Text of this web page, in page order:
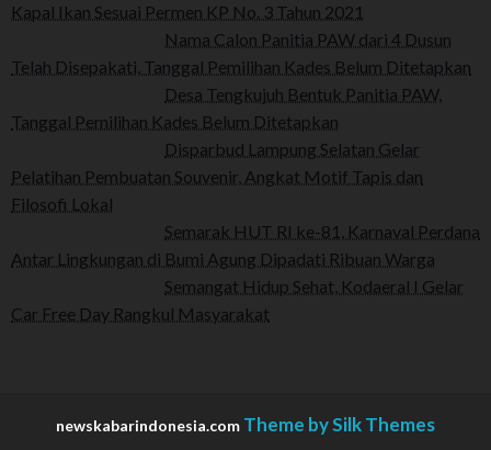
Kapal Ikan Sesuai Permen KP No. 3 Tahun 2021
Nama Calon Panitia PAW dari 4 Dusun
Telah Disepakati, Tanggal Pemilihan Kades Belum Ditetapkan
Desa Tengkujuh Bentuk Panitia PAW,
Tanggal Pemilihan Kades Belum Ditetapkan
Disparbud Lampung Selatan Gelar
Pelatihan Pembuatan Souvenir, Angkat Motif Tapis dan
Filosofi Lokal
Semarak HUT RI ke-81, Karnaval Perdana
Antar Lingkungan di Bumi Agung Dipadati Ribuan Warga
Semangat Hidup Sehat, Kodaeral I Gelar
Car Free Day Rangkul Masyarakat
newskabarindonesia.com Theme by Silk Themes